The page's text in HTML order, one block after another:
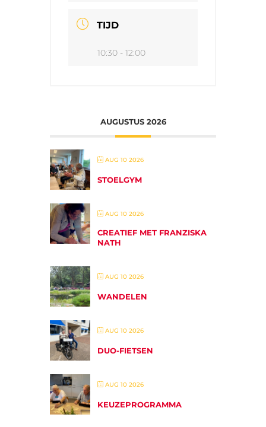
TIJD
10:30 - 12:00
AUGUSTUS 2026
AUG 10 2026
STOELGYM
AUG 10 2026
CREATIEF MET FRANZISKA
NATH
AUG 10 2026
WANDELEN
AUG 10 2026
DUO-FIETSEN
AUG 10 2026
KEUZEPROGRAMMA